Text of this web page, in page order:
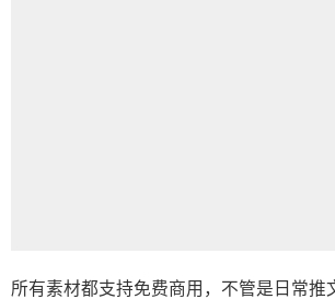
所有素材都支持免费商用，不管是日常推